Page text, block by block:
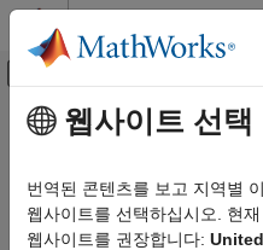
콘텐츠로 바로 가기
오프캔버스 탐색
리소스
상태
주요 콘텐츠
웹사이트 선택
번역된 콘텐츠를 보고 지역별
웹사이트를 선택하십시오. 현
웹사이트를 권장합니다: